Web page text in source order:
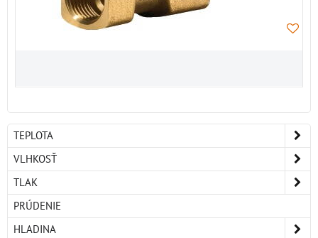
TEPLOTA
VLHKOSŤ
TLAK
PRÚDENIE
HLADINA